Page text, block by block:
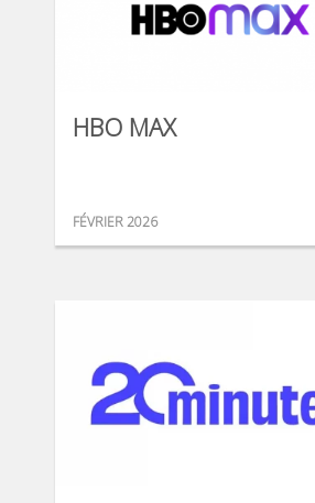
HBO MAX
FÉVRIER 2026